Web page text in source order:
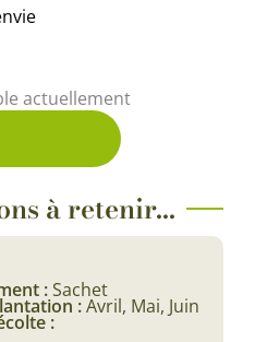
actuellement
à retenir...
:Sachet
:Avril, Mai, Juin
: